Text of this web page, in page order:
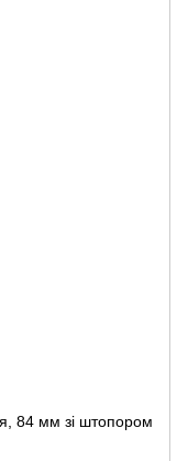
84 мм зі штопором